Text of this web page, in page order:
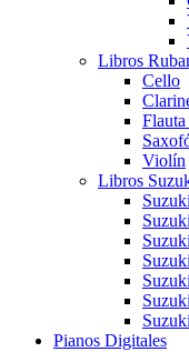
Libros
Cello
Violín
Libros
Pianos Digitales